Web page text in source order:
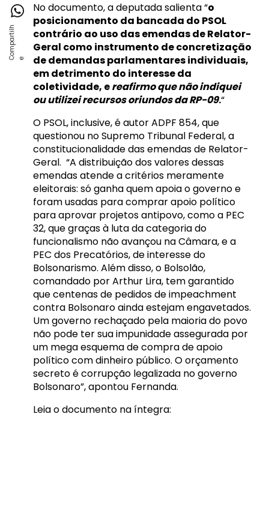
No documento, a deputada salienta “o
posicionamento da bancada do PSOL
contrário ao uso das emendas de Relator-
Geral como instrumento de concretização
de demandas parlamentares individuais,
em detrimento do interesse da
coletividade, ereafirmo que não indiquei
ou utilizei recursos oriundos da RP-09.“
O PSOL, inclusive, é autor ADPF 854, que
questionou no Supremo Tribunal Federal, a
constitucionalidade das emendas de Relator-
Geral. “A distribuição dos valores dessas
emendas atende a critérios meramente
eleitorais: só ganha quem apoia o governo e
foram usadas para comprar apoio político
para aprovar projetos antipovo, como a PEC
32, que graças à luta da categoria do
funcionalismo não avançou na Câmara, e a
PEC dos Precatórios, de interesse do
Bolsonarismo. Além disso, o Bolsolão,
comandado por Arthur Lira, tem garantido
que centenas de pedidos de impeachment
contra Bolsonaro ainda estejam engavetados.
Um governo rechaçado pela maioria do povo
não pode ter sua impunidade assegurada por
um mega esquema de compra de apoio
político com dinheiro público. O orçamento
secreto é corrupção legalizada no governo
Bolsonaro”, apontou Fernanda.
Leia o documento na íntegra: